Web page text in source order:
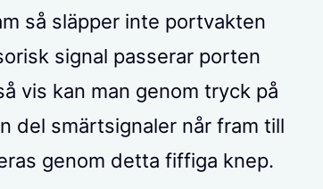
så släpper inte portvakten
signal passerar porten
vis kan man genom tryck på
del smärtsignaler når fram till
genom detta fiffiga knep.